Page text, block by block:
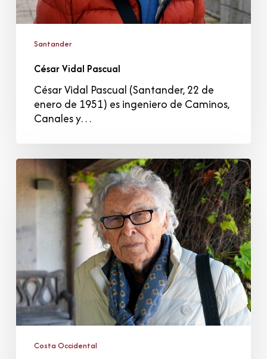
Santander
César Vidal Pascual
César Vidal Pascual (Santander, 22 de
enero de 1951) es ingeniero de Caminos,
Canales y…
Agustín
Celis
Gutiérrez
Costa Occidental